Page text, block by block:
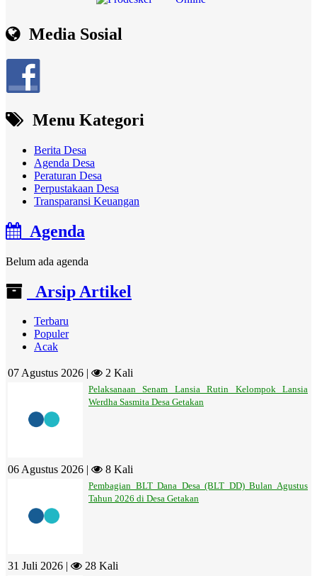
Media Sosial
Menu Kategori
Berita Desa
Agenda Desa
Peraturan Desa
Perpustakaan Desa
Transparansi Keuangan
Agenda
Belum ada agenda
Arsip Artikel
Terbaru
Populer
Acak
07 Agustus 2026 | 2 Kali
Pelaksanaan Senam Lansia Rutin Kelompok Lansia
Werdha Sasmita Desa Getakan
06 Agustus 2026 | 8 Kali
Pembagian BLT Dana Desa (BLT DD) Bulan Agustus
Tahun 2026 di Desa Getakan
31 Juli 2026 | 28 Kali